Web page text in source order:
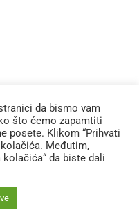
sajta
da bismo vam
što ćemo zapamtiti
posete. Klikom “Prihvati
Međutim,
da biste dali